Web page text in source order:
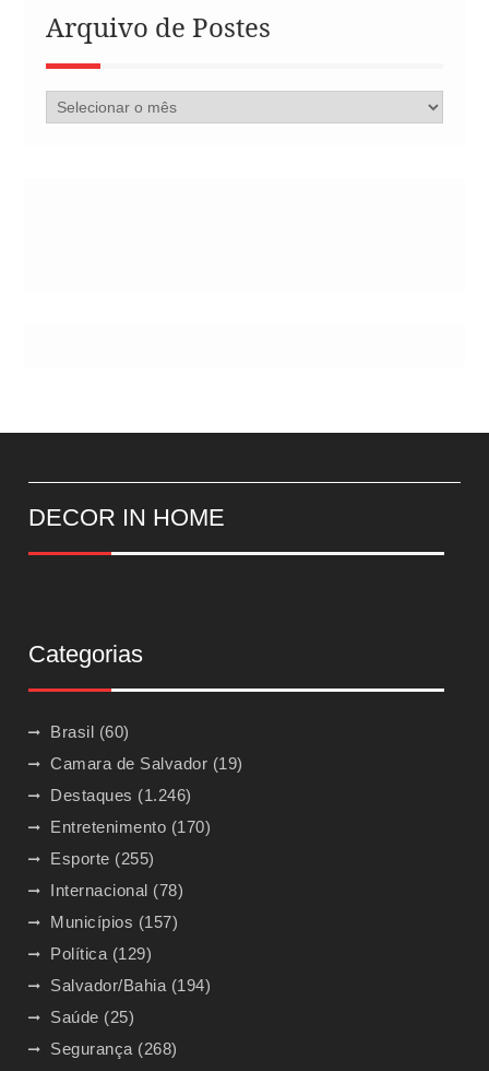
Arquivo de Postes
Arquivo
de
DECOR IN HOME
Categorias
Brasil (60)
Camara de Salvador (19)
Destaques (1.246)
Entretenimento (170)
Esporte (255)
Internacional (78)
Municípios (157)
Política (129)
Salvador/Bahia (194)
Saúde (25)
Segurança (268)